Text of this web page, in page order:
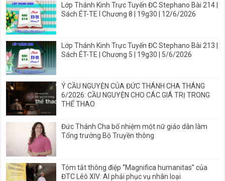
Lớp Thánh Kinh Trực Tuyến ĐC Stephano Bài 214 |
Sách ÉT-TE I Chương 8 | 19g30 | 12/6/2026
Lớp Thánh Kinh Trực Tuyến ĐC Stephano Bài 213 |
Sách ÉT-TE | Chương 5 | 19g30 | 5/6/2026
Ý CẦU NGUYỆN CỦA ĐỨC THÁNH CHA THÁNG
6/2026: CẦU NGUYỆN CHO CÁC GIÁ TRỊ TRONG
THỂ THAO
Đức Thánh Cha bổ nhiệm một nữ giáo dân làm
Tổng trưởng Bộ Truyền thông
Tóm tắt thông điệp “Magnifica humanitas” của
ĐTC Lêô XIV: AI phải phục vụ nhân loại